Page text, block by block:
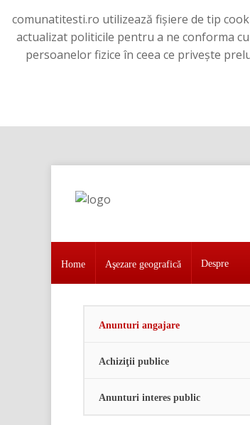
comunatitesti.ro utilizează fișiere de tip
actualizat politicile pentru a ne conforma
persoanelor fizice în ceea ce priveşte
Aşezare geografică
Monitorul oficial local
Home Aşezare geografică Despre
Anunturi angajare
Achiziţii publice
Anunturi interes public